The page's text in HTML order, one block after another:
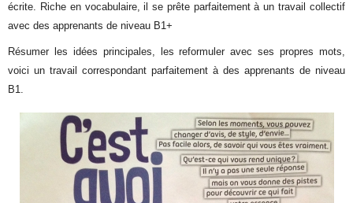
écrite. Riche en vocabulaire, il se prête parfaitement à un travail collectif
avec des apprenants de niveau B1+
Résumer les idées principales, les reformuler avec ses propres mots,
voici un travail correspondant parfaitement à des apprenants de niveau
B1.